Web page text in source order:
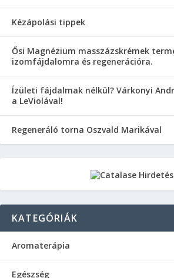
Kézápolási tippek
Ősi Magnézium masszázskrémek
izomfájdalomra és regenerációra.
Ízületi fájdalmak nélkül? Várkonyi
a LeViolával!
Regeneráló torna Oszvald Marikával
KATEGÓRIÁK
Aromaterápia
Egészség